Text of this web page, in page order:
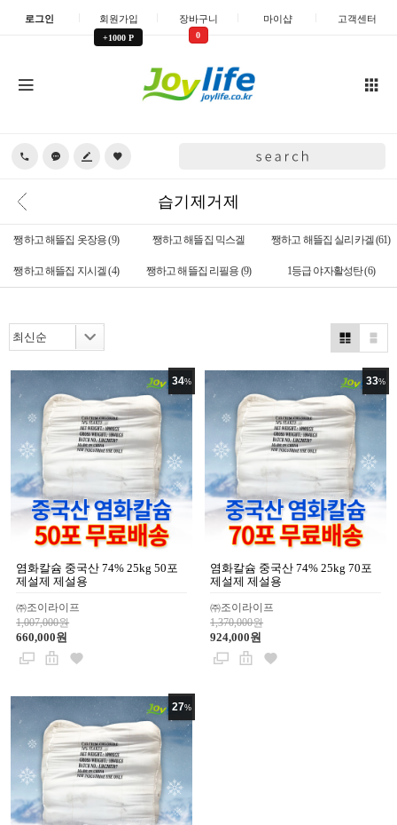
로그인 회원가입
+1000 P
장바구니
0
마이샵 고객센터
습기제거제
쨍하고 해뜰집 옷장용(9) 쨍하고 해뜰집 믹스겔 쨍하고 해뜰집 실리카겔 (61)
쨍하고 해뜰집 지시겔(4) 쨍하고 해뜰집 리필용 (9) 1등급 야자활성탄(6)
34%
염화칼슘 중국산 74% 25kg 50포
제설제 제설용
㈜조이라이프
1,007,000원
660,000원
33%
염화칼슘 중국산 74% 25kg 70포
제설제 제설용
㈜조이라이프
1,370,000원
924,000원
27%